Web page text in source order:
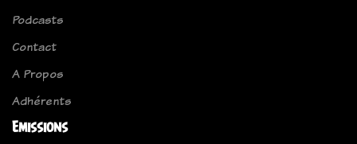
Podcasts
Contact
A Propos
Adhérents
Emissions